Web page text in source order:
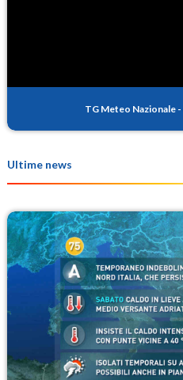
TG Meteo Nazionale -
Ultime news